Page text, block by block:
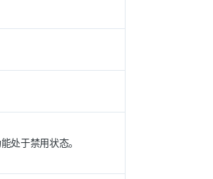
处于禁用状态。